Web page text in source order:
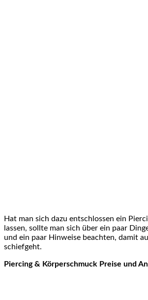
Hat man sich dazu entschlossen ein
lassen, sollte man sich über ein paar
und ein paar Hinweise beachten, damit
schiefgeht.
Piercing & Körperschmuck Preise und